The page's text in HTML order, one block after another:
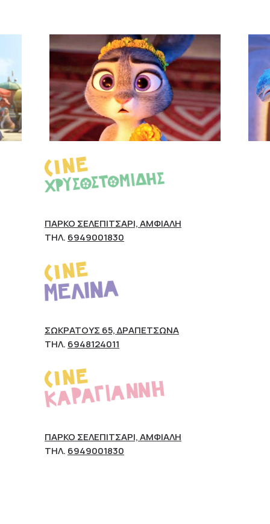
ΠΆΡΚΟ ΣΕΛΕΠΊΤΣΑΡΙ, ΑΜΦΙΆΛΗ
ΤΗΛ. 6949001830
ΣΩΚΡΆΤΟΥΣ 65, ΔΡΑΠΕΤΣΏΝΑ
ΤΗΛ. 6948124011
ΠΆΡΚΟ ΣΕΛΕΠΊΤΣΑΡΙ, ΑΜΦΙΆΛΗ
ΤΗΛ. 6949001830